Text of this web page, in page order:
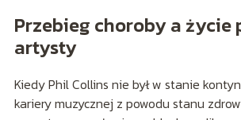
Przebieg choroby a życie
artysty
Kiedy Phil Collins nie był w stanie
kariery muzycznej z powodu stanu